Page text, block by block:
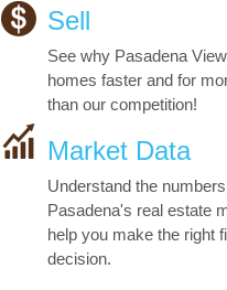
Sell
See why Pasadena
homes faster and for
than our competition!
Market Data
Understand the
Pasadena's real estate
help you make the right
decision.